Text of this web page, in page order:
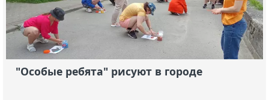
"Особые ребята" рисуют в городе